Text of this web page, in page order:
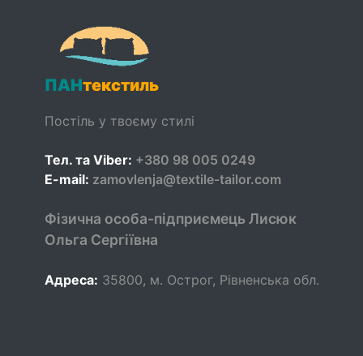
ПАНтекстиль
Постіль у твоєму стилі
Тел. та Viber: +380 98 005 0249
E-mail: zamovlenja@textile-tailor.com
Фізична особа-підприємець Лисюк
Ольга Сергіївна
Адреса: 35800, м. Острог, Рівненська обл.